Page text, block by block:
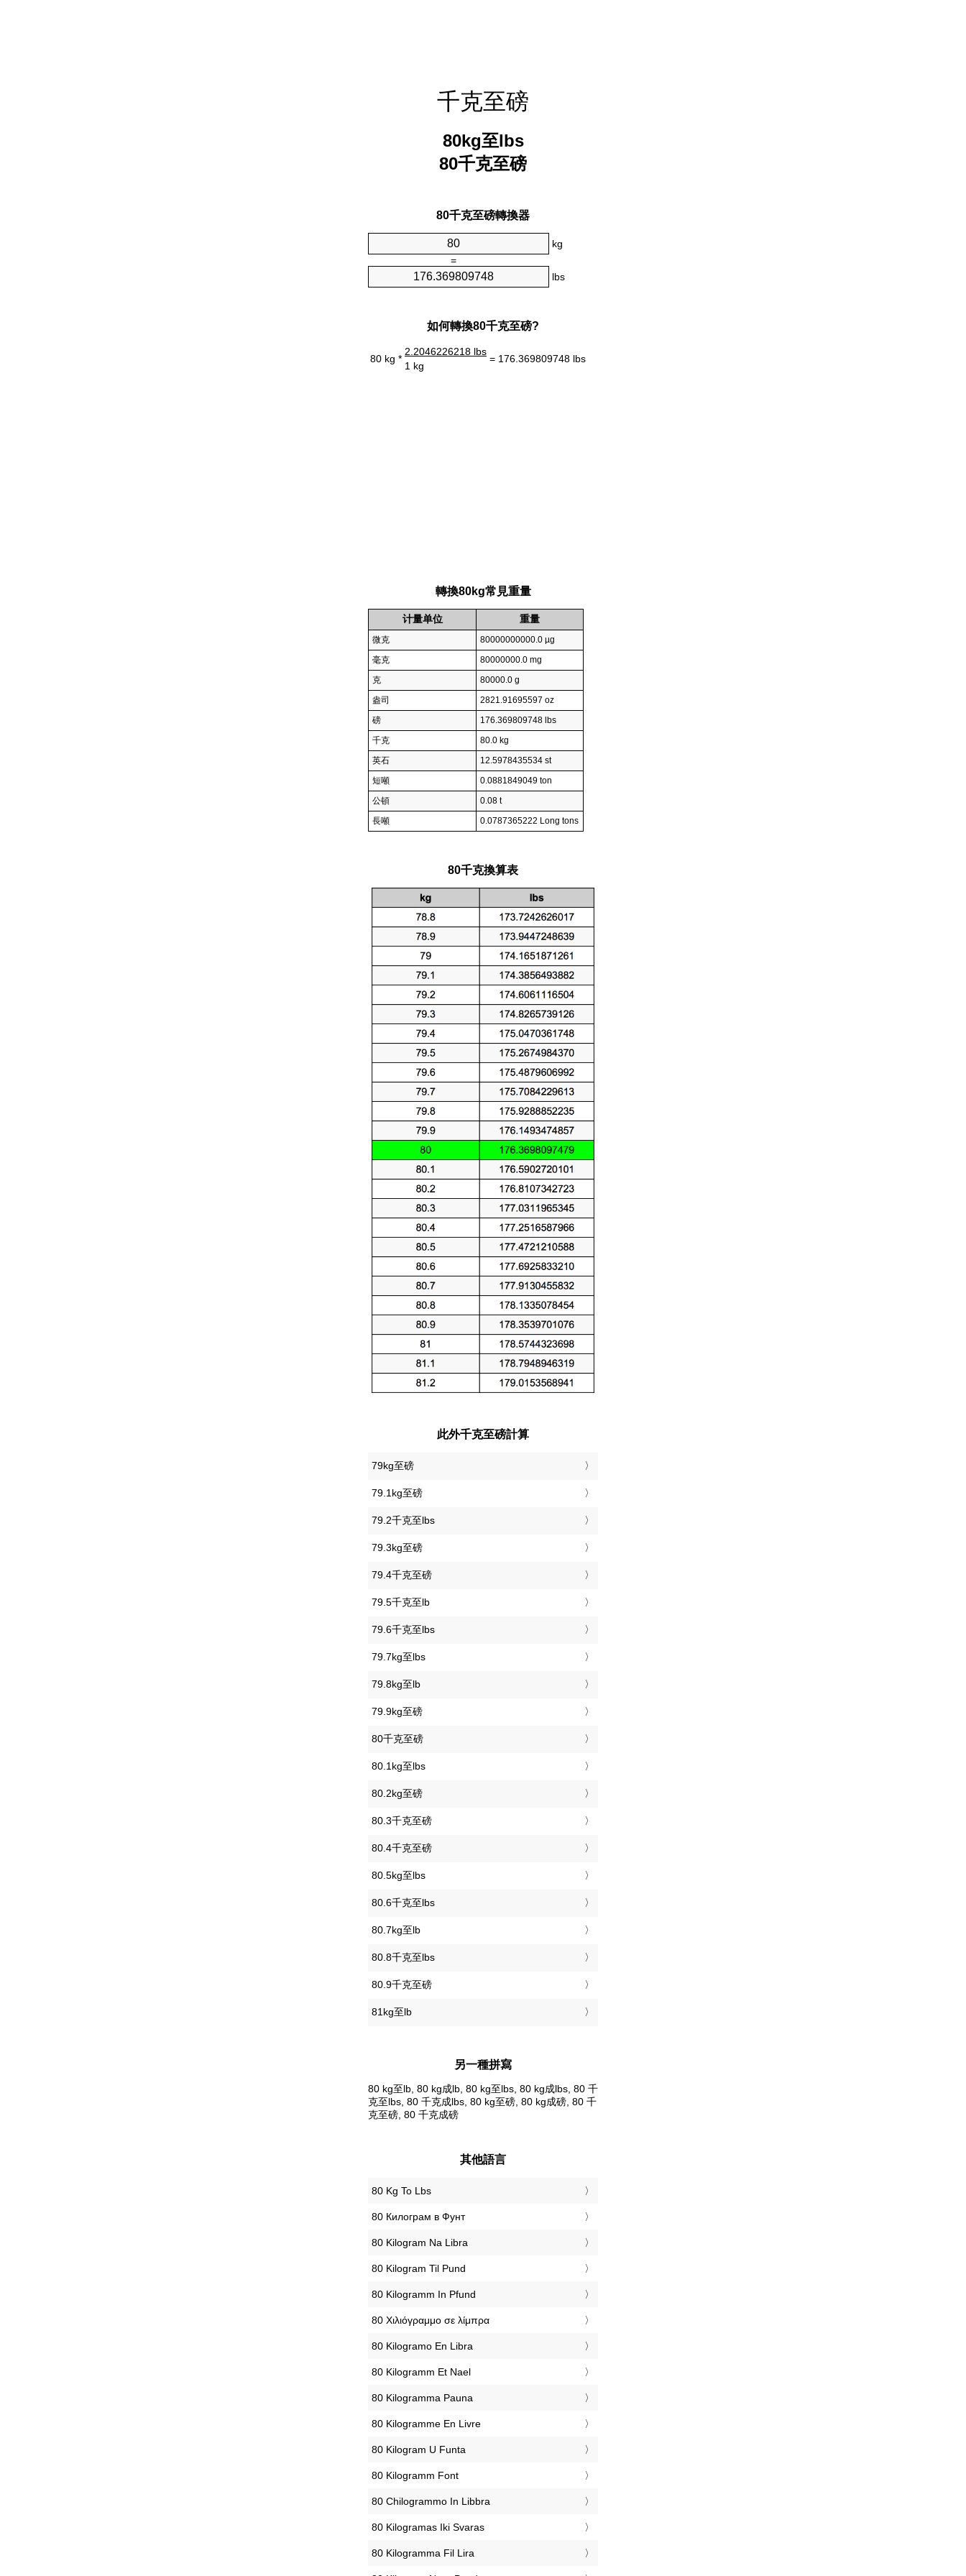
千克至磅
80kg至lbs
80千克至磅
80千克至磅轉換器
kg
=
lbs
如何轉換80千克至磅?
80 kg *
2.2046226218 lbs
= 176.369809748 lbs
1 kg
轉換80kg常見重量
计量单位 重量
微克
80000000000.0 µg
毫克
80000000.0 mg
克
80000.0 g
盎司
2821.91695597 oz
磅
176.369809748 lbs
千克
80.0 kg
英石
12.5978435534 st
短噸
0.0881849049 ton
公頓
0.08 t
長噸
0.0787365222 Long tons
80千克換算表
此外千克至磅計算
79kg至磅
79.1kg至磅
79.2千克至lbs
79.3kg至磅
79.4千克至磅
79.5千克至lb
79.6千克至lbs
79.7kg至lbs
79.8kg至lb
79.9kg至磅
80千克至磅
80.1kg至lbs
80.2kg至磅
80.3千克至磅
80.4千克至磅
80.5kg至lbs
80.6千克至lbs
80.7kg至lb
80.8千克至lbs
80.9千克至磅
81kg至lb
另一種拼寫
80 kg至lb, 80 kg成lb, 80 kg至lbs, 80 kg成lbs, 80 千
克至lbs, 80 千克成lbs, 80 kg至磅, 80 kg成磅, 80 千
克至磅, 80 千克成磅
其他語言
‎80 Kg To Lbs
‎80 Килограм в Фунт
‎80 Kilogram Na Libra
‎80 Kilogram Til Pund
‎80 Kilogramm In Pfund
‎80 Χιλιόγραμμο σε λίμπρα
‎80 Kilogramo En Libra
‎80 Kilogramm Et Nael
‎80 Kilogramma Pauna
‎80 Kilogramme En Livre
‎80 Kilogram U Funta
‎80 Kilogramm Font
‎80 Chilogrammo In Libbra
‎80 Kilogramas Iki Svaras
‎80 Kilogramma Fil Lira